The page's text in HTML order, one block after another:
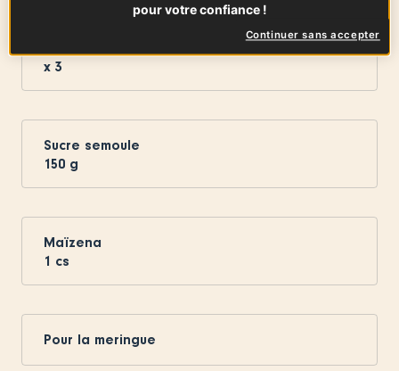
x 3
Sucre semoule
150 g
Maïzena
1 cs
Pour la meringue
pour votre confiance !
Continuer sans accepter